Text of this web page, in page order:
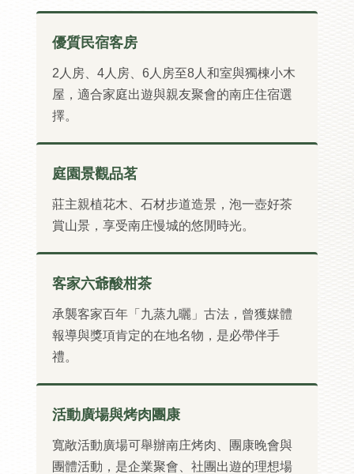
優質民宿客房
2人房、4人房、6人房至8人和室與獨棟小木
屋，適合家庭出遊與親友聚會的南庄住宿選
擇。
庭園景觀品茗
莊主親植花木、石材步道造景，泡一壺好茶
賞山景，享受南庄慢城的悠閒時光。
客家六爺酸柑茶
承襲客家百年「九蒸九曬」古法，曾獲媒體
報導與獎項肯定的在地名物，是必帶伴手
禮。
活動廣場與烤肉團康
寬敞活動廣場可舉辦南庄烤肉、團康晚會與
團體活動，是企業聚會、社團出遊的理想場